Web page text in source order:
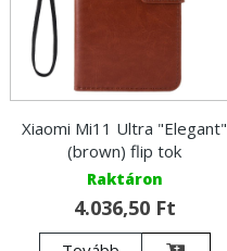
Xiaomi Mi11 Ultra "Elegant"
(brown) flip tok
Raktáron
4.036,50 Ft